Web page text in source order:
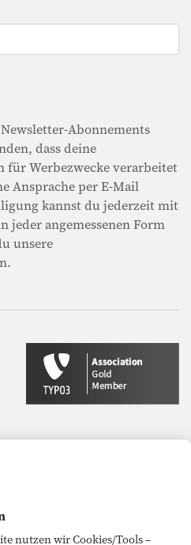
Abonnements
dass deine
für Werbezwecke verarbeitet
Ansprache per E-Mail
kannst du jederzeit mit
angemessenen Form
unsere